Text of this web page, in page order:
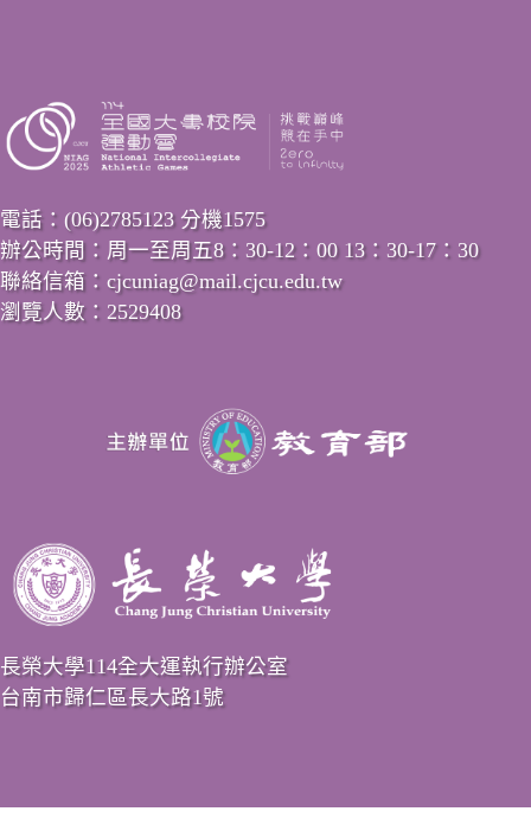
電話：(06)2785123 分機1575
辦公時間：周一至周五8：30-12：00 13：30-17：30
聯絡信箱：cjcuniag@mail.cjcu.edu.tw
瀏覽人數：2529408
長榮大學114全大運執行辦公室
台南市歸仁區長大路1號